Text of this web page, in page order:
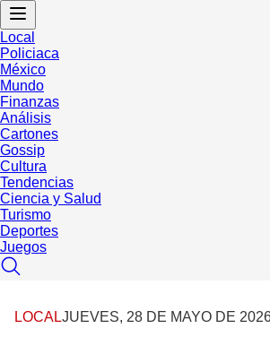
Local
Policiaca
México
Mundo
Finanzas
Análisis
Cartones
Gossip
Cultura
Tendencias
Ciencia y Salud
Turismo
Deportes
Juegos
LOCALJUEVES, 28 DE MAYO DE